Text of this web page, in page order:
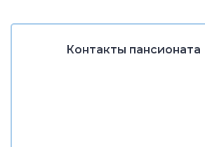
Контакты пансионата